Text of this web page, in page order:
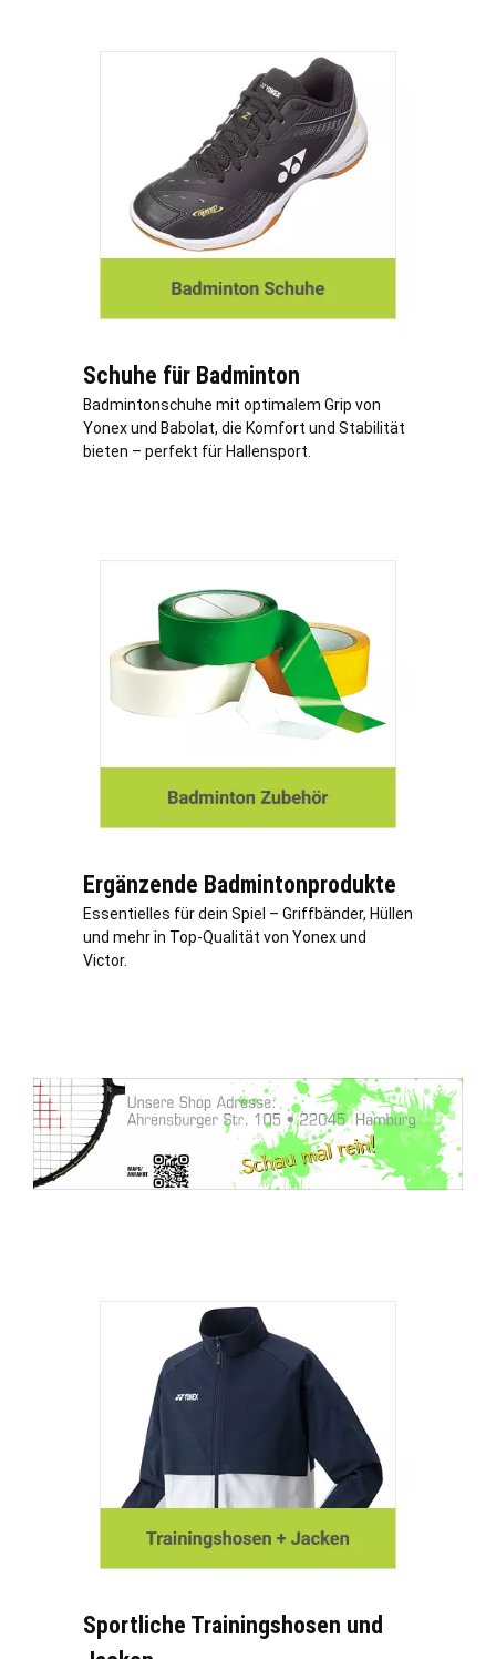
Schuhe für Badminton
Badmintonschuhe mit optimalem Grip von
Yonex und Babolat, die Komfort und Stabilität
bieten – perfekt für Hallensport.
Ergänzende Badmintonprodukte
Essentielles für dein Spiel – Griffbänder, Hüllen
und mehr in Top-Qualität von Yonex und
Victor.
Sportliche Trainingshosen und